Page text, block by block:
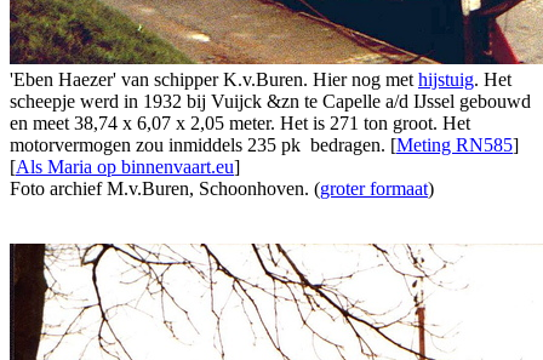
'Eben Haezer' van schipper K.v.Buren. Hier nog met hijstuig. Het
scheepje werd in 1932 bij Vuijck &zn te Capelle a/d IJssel gebouwd
en meet 38,74 x 6,07 x 2,05 meter. Het is 271 ton groot. Het
motorvermogen zou inmiddels 235 pk bedragen. [Meting RN585]
[Als Maria op binnenvaart.eu]
Foto archief M.v.Buren, Schoonhoven. (groter formaat)